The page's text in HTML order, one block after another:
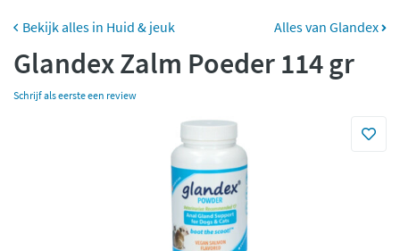
Betaal met Klarna
Huid & jeuk Alles van Glandex
Glandex Zalm Poeder 114 gr
Schrijf als eerste een review